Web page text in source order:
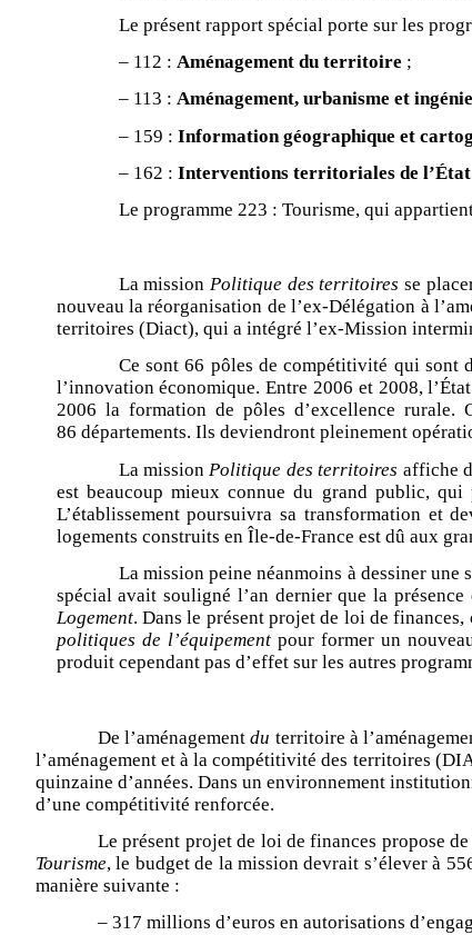
Le présent rapport spécial porte sur les
– 112 : Aménagement du territoire ;
– 113 : Aménagement, urbanisme et
– 159 : Information géographique et
– 162 : Interventions territoriales de l’État
Le programme 223 : Tourisme, qui
La missionPolitique des territoires se
nouveau la réorganisation de l’ex-Délégation à
territoires (Diact), qui a intégré l’ex-Mission
Ce sont 66 pôles de compétitivité qui sont
l’innovation économique. Entre 2006 et 2008,
2006 la formation de pôles d’excellence rurale.
86 départements. Ils deviendront pleinement
La mission Politique des territoires affiche
est beaucoup mieux connue du grand public, qui
L’établissement poursuivra sa transformation et
logements construits en Île-de-France est dû aux
La mission peine néanmoins à dessiner
spécial avait souligné l’an dernier que la
Logement. Dans le présent projet de loi de
politiques de l’équipementpour former un
produit cependant pas d’effet sur les autres
De l’aménagementdu territoire à
l’aménagement et à la compétitivité des territoires
quinzaine d’années. Dans un environnement
d’une compétitivité renforcée.
Le présent projet de loi de finances propose
Tourisme, le budget de la mission devrait s’élever à
manière suivante :
– 317 millions d’euros en autorisations